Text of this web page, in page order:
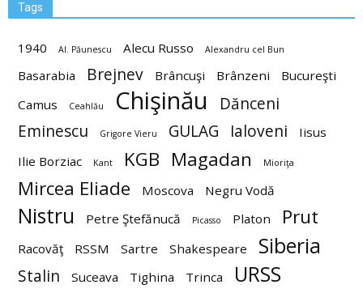
Tags
1940 Al. Păunescu Alecu Russo Alexandru cel Bun
Basarabia Brejnev Brâncuşi Brânzeni
Bucureşti
Camus
Ceahlău Chişinău
Dănceni
Eminescu
Grigore Vieru GULAG Ialoveni
Iisus
Ilie Borziac
Kant KGB Magadan Mioriţa
Mircea Eliade Moscova Negru Vodă
Nistru Petre Ştefănucă Picasso Platon Prut
Racovăţ RSSM Sartre Shakespeare Siberia
Stalin Suceava Tighina Trinca URSS